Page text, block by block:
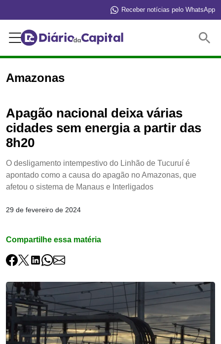
Receber notícias pelo WhatsApp
Amazonas
Apagão nacional deixa várias
cidades sem energia a partir das
8h20
O desligamento intempestivo do Linhão de Tucuruí é
apontado como a causa do apagão no Amazonas, que
afetou o sistema de Manaus e Interligados
29 de fevereiro de 2024
Compartilhe essa matéria